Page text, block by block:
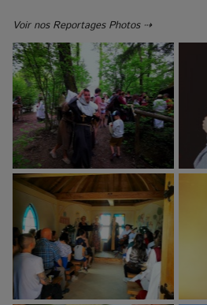
Voir nos Reportages Photos ⇢